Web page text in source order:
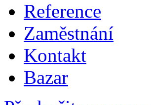
Reference
Zaměstnání
Kontakt
Bazar